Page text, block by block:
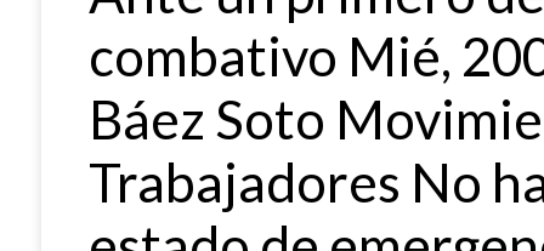
combativo Mié,
Báez Soto
Trabajadores No